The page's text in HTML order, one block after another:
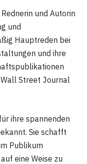
und Autorin
und
Hauptreden bei
und ihre
Street Journal
ihre spannenden
Sie schafft
Publikum
eine Weise zu